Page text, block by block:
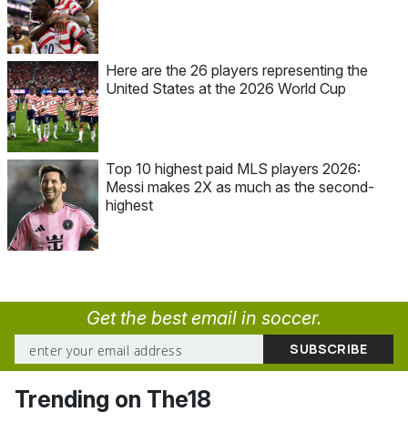
Here are the 26 players representing the
United States at the 2026 World Cup
Top 10 highest paid MLS players 2026:
Messi makes 2X as much as the second-
highest
Get the best email in soccer.
Trending on The18